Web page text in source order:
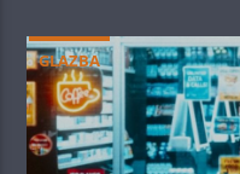
GLAZBA